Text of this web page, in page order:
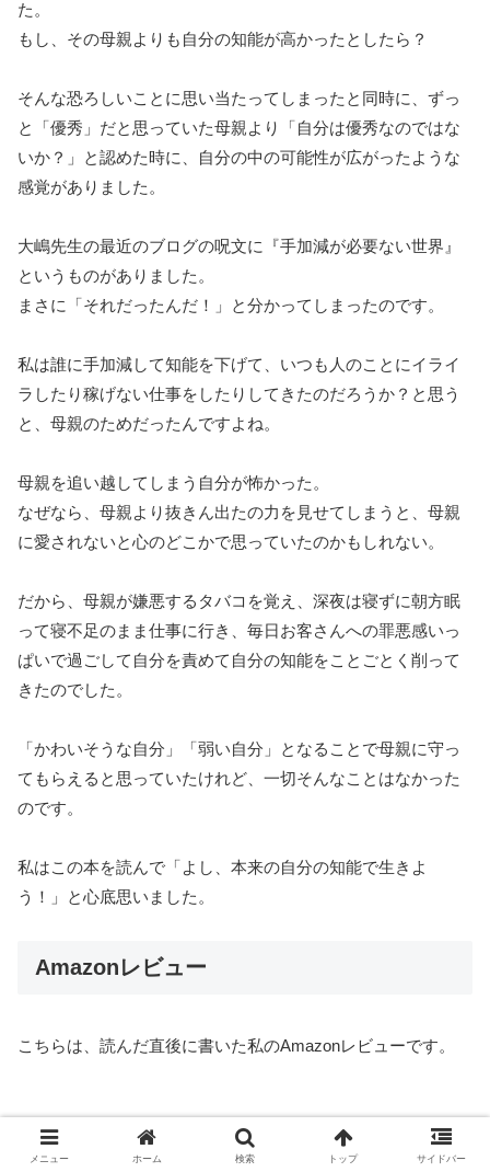
た。
もし、その母親よりも自分の知能が高かったとしたら？
そんな恐ろしいことに思い当たってしまったと同時に、ずっ
と「優秀」だと思っていた母親より「自分は優秀なのではな
いか？」と認めた時に、自分の中の可能性が広がったような
感覚がありました。
大嶋先生の最近のブログの呪文に『手加減が必要ない世界』
というものがありました。
まさに「それだったんだ！」と分かってしまったのです。
私は誰に手加減して知能を下げて、いつも人のことにイライ
ラしたり稼げない仕事をしたりしてきたのだろうか？と思う
と、母親のためだったんですよね。
母親を追い越してしまう自分が怖かった。
なぜなら、母親より抜きん出たの力を見せてしまうと、母親
に愛されないと心のどこかで思っていたのかもしれない。
だから、母親が嫌悪するタバコを覚え、深夜は寝ずに朝方眠
って寝不足のまま仕事に行き、毎日お客さんへの罪悪感いっ
ぱいで過ごして自分を責めて自分の知能をことごとく削って
きたのでした。
「かわいそうな自分」「弱い自分」となることで母親に守っ
てもらえると思っていたけれど、一切そんなことはなかった
のです。
私はこの本を読んで「よし、本来の自分の知能で生きよ
う！」と心底思いました。
Amazonレビュー
こちらは、読んだ直後に書いた私のAmazonレビューです。
メニュー ホーム 検索 トップ サイドバー